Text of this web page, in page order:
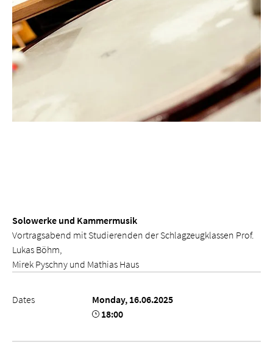
Solowerke und Kammermusik
Vortragsabend mit Studierenden der Schlagzeugklassen Prof.
Lukas Böhm,
Mirek Pyschny und Mathias Haus
Dates
Monday, 16.06.2025
18:00